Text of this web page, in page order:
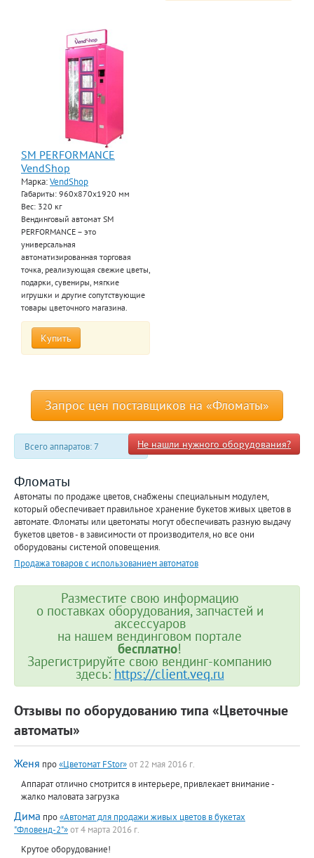
SM PERFORMANCE
VendShop
Марка:VendShop
Габариты: 960x870x1920 мм
Вес: 320 кг
Вендинговый автомат SM
PERFORMANCE – это
универсальная
автоматизированная торговая
точка, реализующая свежие цветы,
подарки, сувениры, мягкие
игрушки и другие сопутствующие
товары цветочного магазина.
Купить
Запрос цен поставщиков на «Фломаты»
Не нашли нужного оборудования?
Всего аппаратов: 7
Фломаты
Автоматы по продаже цветов, снабжены специальным модулем,
который обеспечивает правильное хранение букетов живых цветов в
автомате. Фломаты или цветоматы могут обеспечивать разную выдачу
букетов цветов - в зависимости от производителя, но все они
оборудованы системой оповещения.
Продажа товаров с использованием автоматов
Разместите свою информацию
о поставках оборудования, запчастей и
аксессуаров
на нашем вендинговом портале
бесплатно!
Зарегистрируйте свою вендинг-компанию
здесь: https://client.veq.ru
Отзывы по оборудованию типа «Цветочные
автоматы»
Женя про«Цветомат FStor»от 22 мая 2016 г.
Аппарат отлично смотрится в интерьере, привлекает внимание -
жалко маловата загрузка
Дима про«Автомат для продажи живых цветов в букетах
"Фловенд-2"»от 4 марта 2016 г.
Крутое оборудование!